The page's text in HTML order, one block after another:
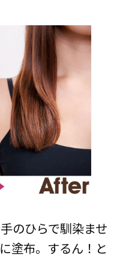
のひらで馴染ませ
塗布。するん！と